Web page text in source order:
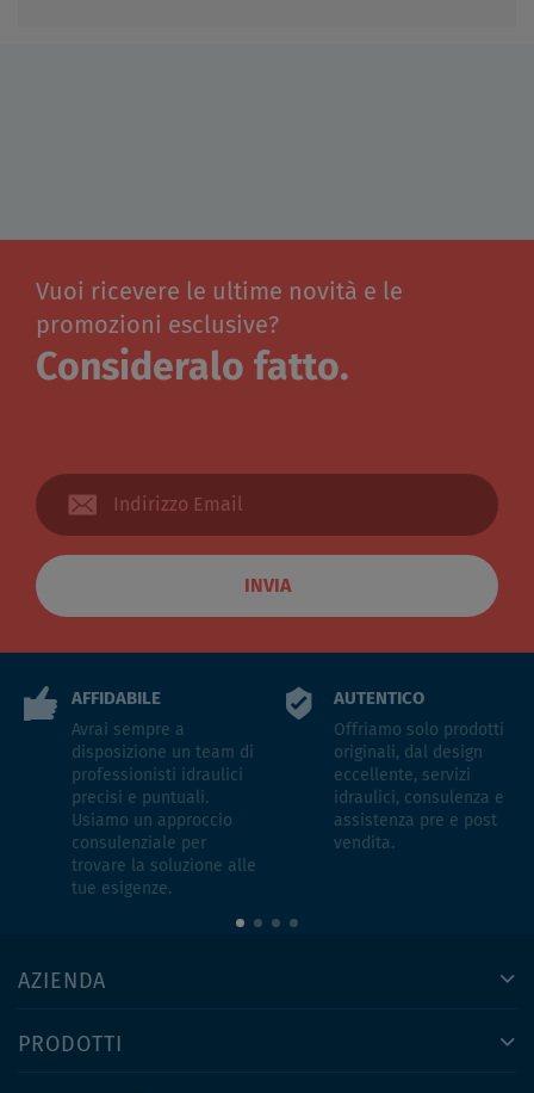
Vuoi ricevere le ultime novità e le
promozioni esclusive?
Consideralo fatto.
INVIA
AFFIDABILE
Avrai sempre a
disposizione un team di
professionisti idraulici
precisi e puntuali.
Usiamo un approccio
consulenziale per
trovare la soluzione alle
tue esigenze.
AUTENTICO
Offriamo solo prodotti
originali, dal design
eccellente, servizi
idraulici, consulenza e
assistenza pre e post
vendita.
AZIENDA
PRODOTTI